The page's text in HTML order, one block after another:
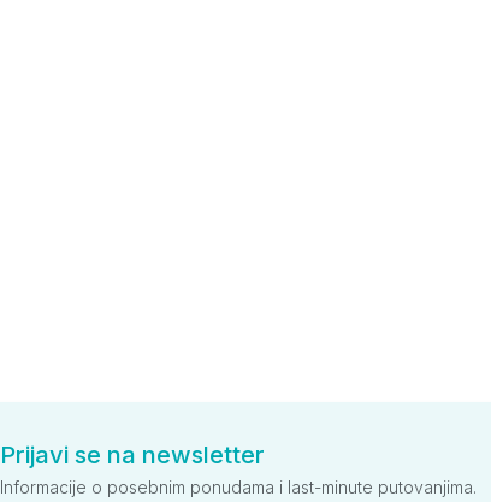
Prijavi se na newsletter
Informacije o posebnim ponudama i last-minute putovanjima.